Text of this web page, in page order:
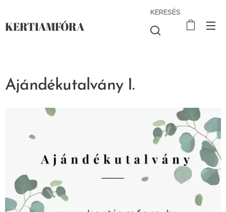
KERTIAMFÓRA
KERESÉS
Ajándékutalvány I.